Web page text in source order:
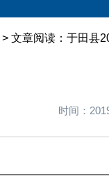
> 文章阅读：于田县
时间：